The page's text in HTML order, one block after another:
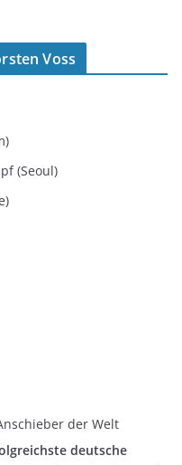
Voss
(Seoul)
der Welt
deutsche